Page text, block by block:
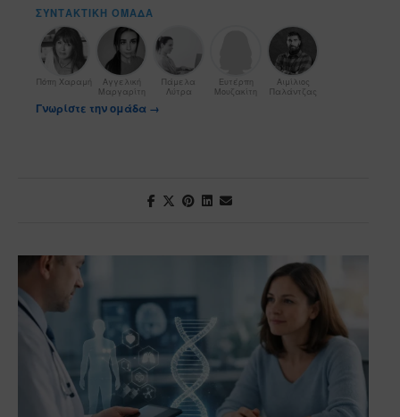
ΣΥΝΤΑΚΤΙΚΉ ΟΜΆΔΑ
Πόπη Χαραμή
Αγγελική
Μαργαρίτη
Πάμελα
Λύτρα
Ευτέρπη
Μουζακίτη
Αιμίλιος
Παλάντζας
Γνωρίστε την ομάδα →